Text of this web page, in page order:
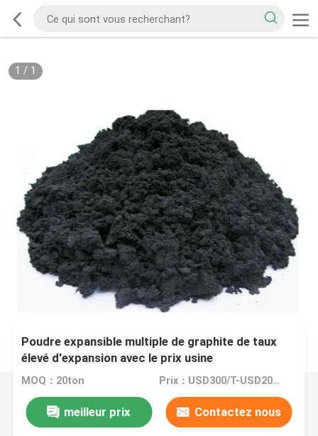
1 / 1
Poudre expansible multiple de graphite de taux
élevé d'expansion avec le prix usine
MOQ：20ton Prix：USD300/T-USD2000/T
meilleur prix Contactez nous